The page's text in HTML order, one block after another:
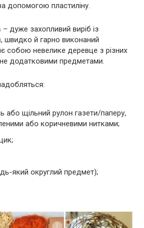
допомогою пластиліну.
– дуже захопливий виріб із
швидко й гарно виконаний
собою невелике деревце з різних
додатковими предметами.
або щільний рулон газети/паперу,
або коричневими нитками;
який округлий предмет);